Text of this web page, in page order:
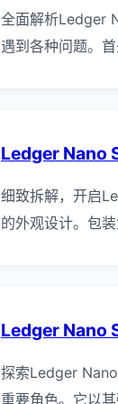
全面解析Ledger
遇到各种问题。
Ledger Nano
细致拆解，开启
的外观设计。包
Ledger Nano
探索Ledger
重要角色。它以